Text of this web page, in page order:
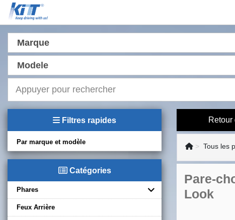
Marque
Modele
Filtres rapides
Par marque et modèle
Catégories
Phares
Feux Arrière
Retour
Tous les
Pare-
Look